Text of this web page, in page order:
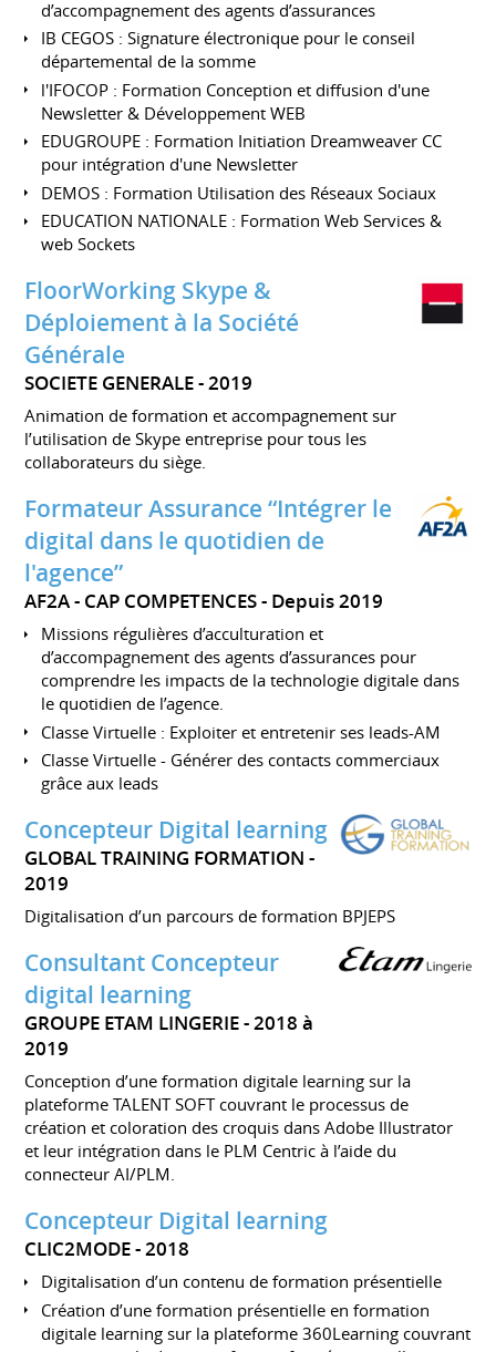
d’accompagnement des agents d’assurances
IB CEGOS : Signature électronique pour le conseil
départemental de la somme
l'IFOCOP : Formation Conception et diffusion d'une
Newsletter & Développement WEB
EDUGROUPE : Formation Initiation Dreamweaver CC
pour intégration d'une Newsletter
DEMOS : Formation Utilisation des Réseaux Sociaux
EDUCATION NATIONALE : Formation Web Services &
web Sockets
FloorWorking Skype &
Déploiement à la Société
Générale
SOCIETE GENERALE 2019
Animation de formation et accompagnement sur
l’utilisation de Skype entreprise pour tous les
collaborateurs du siège.
Formateur Assurance “Intégrer le
digital dans le quotidien de
l'agence”
AF2A - CAP COMPETENCES Depuis 2019
Missions régulières d’acculturation et
d’accompagnement des agents d’assurances pour
comprendre les impacts de la technologie digitale dans
le quotidien de l’agence.
Classe Virtuelle : Exploiter et entretenir ses leads-AM
Classe Virtuelle - Générer des contacts commerciaux
grâce aux leads
Concepteur Digital learning
GLOBAL TRAINING FORMATION
2019
Digitalisation d’un parcours de formation BPJEPS
Consultant Concepteur
digital learning
GROUPE ETAM LINGERIE
2018 à
2019
Conception d’une formation digitale learning sur la
plateforme TALENT SOFT couvrant le processus de
création et coloration des croquis dans Adobe Illustrator
et leur intégration dans le PLM Centric à l’aide du
connecteur AI/PLM.
Concepteur Digital learning
CLIC2MODE 2018
Digitalisation d’un contenu de formation présentielle
Création d’une formation présentielle en formation
digitale learning sur la plateforme 360Learning couvrant